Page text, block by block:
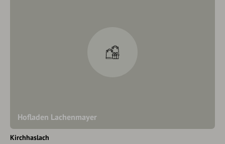
Hofladen Lachenmayer
Kirchhaslach